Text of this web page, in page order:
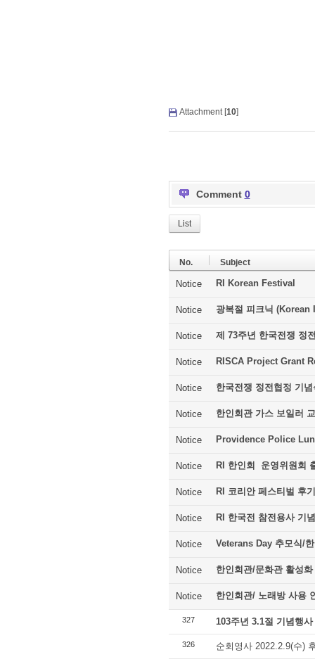
Attachment [10]
Comment 0
List
No. Subject
Notice RI Korean Festival
Notice 광복절 피크닉
Notice 제 73주년 한국전쟁 정
Notice RISCA Project Grant
Notice 한국전쟁 정전협정 기념
Notice 한인회관 가스 보일러
Notice Providence Police
Notice RI 한인회 운영위원회
Notice RI 코리안 페스티벌 후기
Notice RI 한국전 참전용사 기
Notice Veterans Day 추모식/
Notice 한인회관/문화관 활성화
Notice 한인회관/ 노래방 사용
327 103주년 3.1절 기념행
326 순회영사 2022.2.9(수)